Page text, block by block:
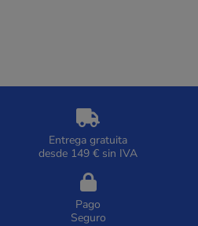
Entrega gratuita
desde 149 € sin IVA
Pago
Seguro